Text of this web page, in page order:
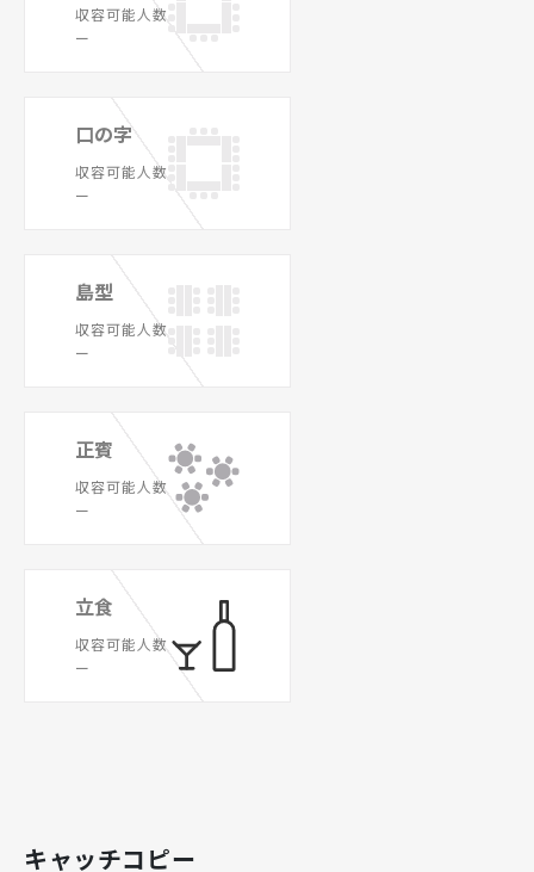
収容可能人数
ー
口の字
収容可能人数
ー
島型
収容可能人数
ー
正賓
収容可能人数
ー
立食
収容可能人数
ー
キャッチコピー